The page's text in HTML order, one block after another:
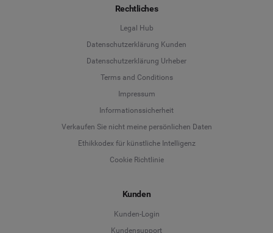
Rechtliches
Legal Hub
Datenschutzerklärung Kunden
Datenschutzerklärung Urheber
Terms and Conditions
Impressum
Informationssicherheit
Verkaufen Sie nicht meine persönlichen Daten
Ethikkodex für künstliche Intelligenz
Cookie Richtlinie
Kunden
Kunden-Login
Kundensupport
Deutsch